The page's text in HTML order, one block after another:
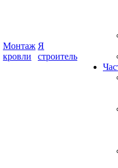
Монтаж
кровли
Я
строитель